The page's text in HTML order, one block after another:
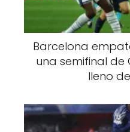
Barcelona
una semifinal de
lleno